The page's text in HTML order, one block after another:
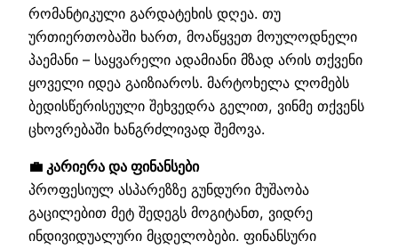
რომანტიკული გარდატეხის დღეა. თუ
ურთიერთობაში ხართ, მოაწყვეთ მოულოდნელი
პაემანი – საყვარელი ადამიანი მზად არის თქვენი
ყოველი იდეა გაიზიაროს. მარტოხელა ლომებს
ბედისწერისეული შეხვედრა გელით, ვინმე თქვენს
ცხოვრებაში ხანგრძლივად შემოვა.
💼 კარიერა და ფინანსები
პროფესიულ ასპარეზზე გუნდური მუშაობა
გაცილებით მეტ შედეგს მოგიტანთ, ვიდრე
ინდივიდუალური მცდელობები. ფინანსური